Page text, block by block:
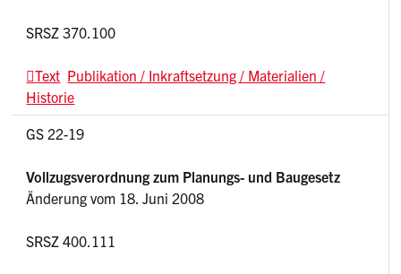
SRSZ 370.100
Text Publikation / Inkraftsetzung / Materialien /
Historie
GS 22-19
Vollzugsverordnung zum Planungs- und Baugesetz
Änderung vom 18. Juni 2008
SRSZ 400.111